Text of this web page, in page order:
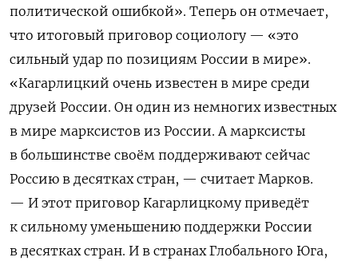
политической ошибкой». Теперь он отмечает,
что итоговый приговор социологу — «это
сильный удар по позициям России в мире».
«Кагарлицкий очень известен в мире среди
друзей России. Он один из немногих известных
в мире марксистов из России. А марксисты
в большинстве своём поддерживают сейчас
Россию в десятках стран, — считает Марков.
— И этот приговор Кагарлицкому приведёт
к сильному уменьшению поддержки России
в десятках стран. И в странах Глобального Юга,